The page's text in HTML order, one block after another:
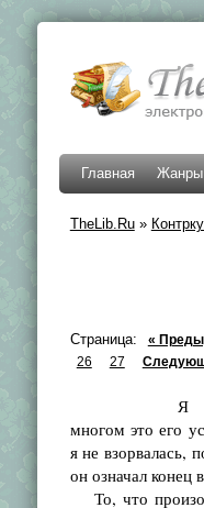
Главная Жанры
TheLib.Ru»
Страница: «
26
27
Я дала
многом это его
я не взорвалась,
он означал конец
То, что